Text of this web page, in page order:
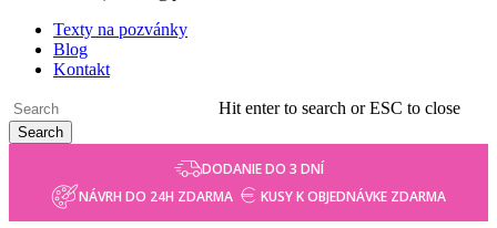
Texty na pozvánky
Blog
Kontakt
Hit enter to search or ESC to close
Search
DODANIE DO 3 DNÍ
NÁVRH DO 24H ZDARMA
KUSY K OBJEDNÁVKE ZDARMA